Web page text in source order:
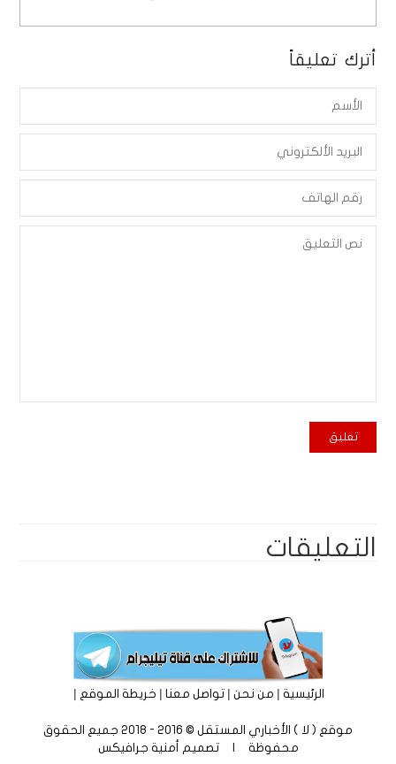
أترك تعليقاً
التعليقات
الرئيسية|من نحن|تواصل معنا|خريطة الموقع |
موقع ( لا ) الأخباري المستقل © 2016 - 2018 جميع الحقوق
محفوظة | تصميم أمنية جرافيكس